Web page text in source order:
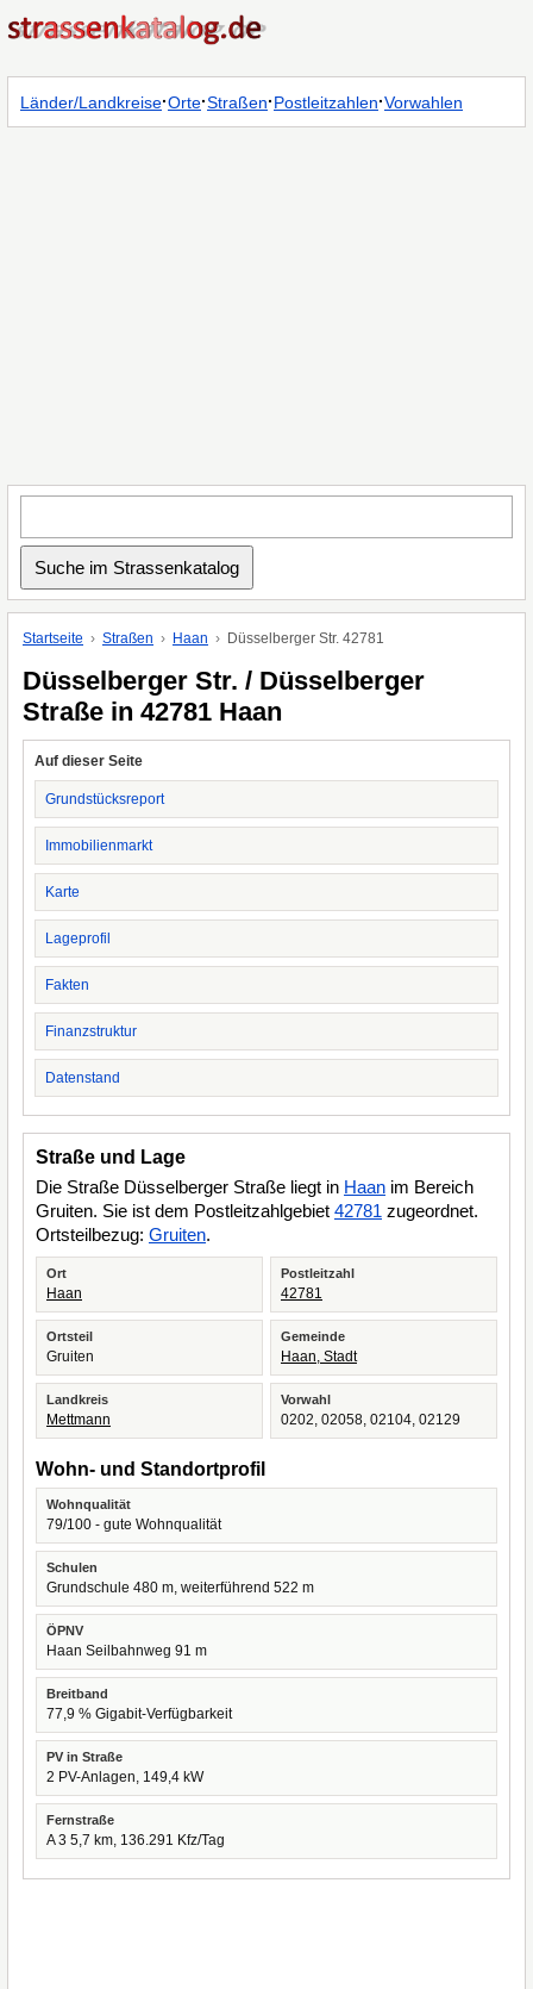
Länder/Landkreise·Orte·Straßen·Postleitzahlen·Vorwahlen
Startseite Straßen Haan Düsselberger Str. 42781
Düsselberger Str. / Düsselberger
Straße in 42781 Haan
Auf dieser Seite
Grundstücksreport
Immobilienmarkt
Karte
Lageprofil
Fakten
Finanzstruktur
Datenstand
Straße und Lage
Die Straße Düsselberger Straße liegt in Haan im Bereich
Gruiten. Sie ist dem Postleitzahlgebiet 42781 zugeordnet.
Ortsteilbezug: Gruiten.
Ort
Haan
Postleitzahl
42781
Ortsteil
Gruiten
Gemeinde
Haan, Stadt
Landkreis
Mettmann
Vorwahl
0202, 02058, 02104, 02129
Wohn- und Standortprofil
Wohnqualität
79/100 - gute Wohnqualität
Schulen
Grundschule 480 m, weiterführend 522 m
ÖPNV
Haan Seilbahnweg 91 m
Breitband
77,9 % Gigabit-Verfügbarkeit
PV in Straße
2 PV-Anlagen, 149,4 kW
Fernstraße
A 3 5,7 km, 136.291 Kfz/Tag